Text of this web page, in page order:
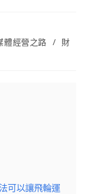
體經營之路 / 財
可以讓飛輪運